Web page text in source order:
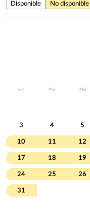
Disponible No disponible
Lun Mar Mie
3 4 5
10 11 12
17 18 19
24 25 26
31